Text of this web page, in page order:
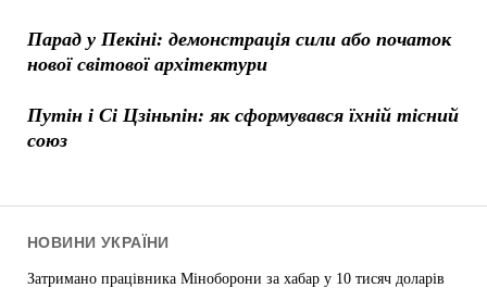
Парад у Пекіні: демонстрація сили або початок
нової світової архітектури
Путін і Сі Цзіньпін: як сформувався їхній тісний
союз
НОВИНИ УКРАЇНИ
Затримано працівника Міноборони за хабар у 10 тисяч доларів